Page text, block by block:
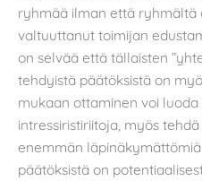
ryhmää ilman että ryhmältä
valtuuttanut toimijan
on selvää että tällaisten
tehdyistä päätöksistä on
mukaan ottaminen voi luoda
intressiristiriitoja, myös
enemmän
päätöksistä on